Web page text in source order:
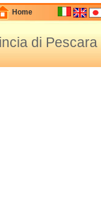
Home
di Pescara